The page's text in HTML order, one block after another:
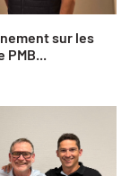
sur les
PMB...